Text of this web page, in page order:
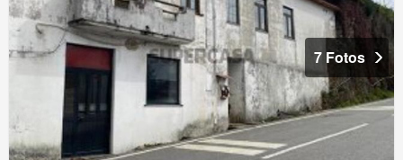
7 Fotos